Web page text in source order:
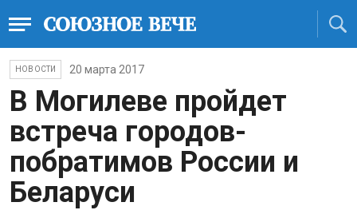
НОВОСТИ 20 марта 2017
В Могилеве пройдет
встреча городов-
побратимов России и
Беларуси